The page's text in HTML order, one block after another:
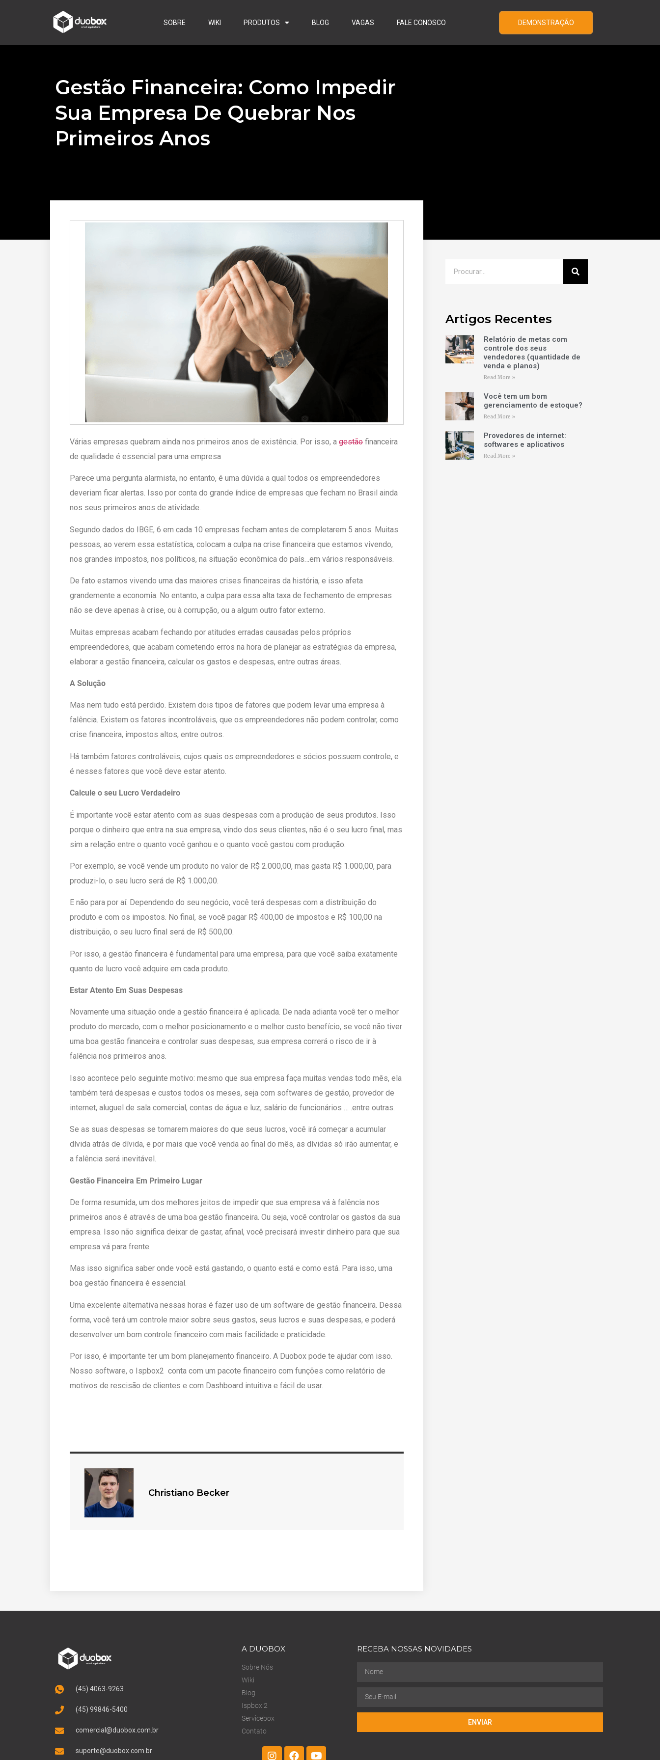
SOBRE WIKI PRODUTOS BLOG VAGAS FALE CONOSCO DEMONSTRAÇÃO
Gestão Financeira: Como Impedir
Sua Empresa De Quebrar Nos
Primeiros Anos
Várias empresas quebram ainda nos primeiros anos de existência. Por isso, a gestão financeira
de qualidade é essencial para uma empresa
Parece uma pergunta alarmista, no entanto, é uma dúvida a qual todos os empreendedores
deveriam ficar alertas. Isso por conta do grande índice de empresas que fecham no Brasil ainda
nos seus primeiros anos de atividade.
Segundo dados do IBGE, 6 em cada 10 empresas fecham antes de completarem 5 anos. Muitas
pessoas, ao verem essa estatística, colocam a culpa na crise financeira que estamos vivendo,
nos grandes impostos, nos políticos, na situação econômica do país…em vários responsáveis.
De fato estamos vivendo uma das maiores crises financeiras da história, e isso afeta
grandemente a economia. No entanto, a culpa para essa alta taxa de fechamento de empresas
não se deve apenas à crise, ou à corrupção, ou a algum outro fator externo.
Muitas empresas acabam fechando por atitudes erradas causadas pelos próprios
empreendedores, que acabam cometendo erros na hora de planejar as estratégias da empresa,
elaborar a gestão financeira, calcular os gastos e despesas, entre outras áreas.
A Solução
Mas nem tudo está perdido. Existem dois tipos de fatores que podem levar uma empresa à
falência. Existem os fatores incontroláveis, que os empreendedores não podem controlar, como
crise financeira, impostos altos, entre outros.
Há também fatores controláveis, cujos quais os empreendedores e sócios possuem controle, e
é nesses fatores que você deve estar atento.
Calcule o seu Lucro Verdadeiro
É importante você estar atento com as suas despesas com a produção de seus produtos. Isso
porque o dinheiro que entra na sua empresa, vindo dos seus clientes, não é o seu lucro final, mas
sim a relação entre o quanto você ganhou e o quanto você gastou com produção.
Por exemplo, se você vende um produto no valor de R$ 2.000,00, mas gasta R$ 1.000,00, para
produzi-lo, o seu lucro será de R$ 1.000,00.
E não para por aí. Dependendo do seu negócio, você terá despesas com a distribuição do
produto e com os impostos. No final, se você pagar R$ 400,00 de impostos e R$ 100,00 na
distribuição, o seu lucro final será de R$ 500,00.
Por isso, a gestão financeira é fundamental para uma empresa, para que você saiba exatamente
quanto de lucro você adquire em cada produto.
Estar Atento Em Suas Despesas
Novamente uma situação onde a gestão financeira é aplicada. De nada adianta você ter o melhor
produto do mercado, com o melhor posicionamento e o melhor custo benefício, se você não tiver
uma boa gestão financeira e controlar suas despesas, sua empresa correrá o risco de ir à
falência nos primeiros anos.
Isso acontece pelo seguinte motivo: mesmo que sua empresa faça muitas vendas todo mês, ela
também terá despesas e custos todos os meses, seja com softwares de gestão, provedor de
internet, aluguel de sala comercial, contas de água e luz, salário de funcionários … .entre outras.
Se as suas despesas se tornarem maiores do que seus lucros, você irá começar a acumular
dívida atrás de dívida, e por mais que você venda ao final do mês, as dívidas só irão aumentar, e
a falência será inevitável.
Gestão Financeira Em Primeiro Lugar
De forma resumida, um dos melhores jeitos de impedir que sua empresa vá à falência nos
primeiros anos é através de uma boa gestão financeira. Ou seja, você controlar os gastos da sua
empresa. Isso não significa deixar de gastar, afinal, você precisará investir dinheiro para que sua
empresa vá para frente.
Mas isso significa saber onde você está gastando, o quanto está e como está. Para isso, uma
boa gestão financeira é essencial.
Uma excelente alternativa nessas horas é fazer uso de um software de gestão financeira. Dessa
forma, você terá um controle maior sobre seus gastos, seus lucros e suas despesas, e poderá
desenvolver um bom controle financeiro com mais facilidade e praticidade.
Por isso, é importante ter um bom planejamento financeiro. A Duobox pode te ajudar com isso.
Nosso software, o Ispbox2 conta com um pacote financeiro com funções como relatório de
motivos de rescisão de clientes e com Dashboard intuitiva e fácil de usar.
Christiano Becker
Artigos Recentes
Relatório de metas com
controle dos seus
vendedores (quantidade de
venda e planos)
Read More »
Você tem um bom
gerenciamento de estoque?
Read More »
Provedores de internet:
softwares e aplicativos
Read More »
(45) 4063-9263
(45) 99846-5400
comercial@duobox.com.br
suporte@duobox.com.br
A DUOBOX
Sobre Nós
Wiki
Blog
Ispbox 2
Servicebox
Contato
RECEBA NOSSAS NOVIDADES
ENVIAR